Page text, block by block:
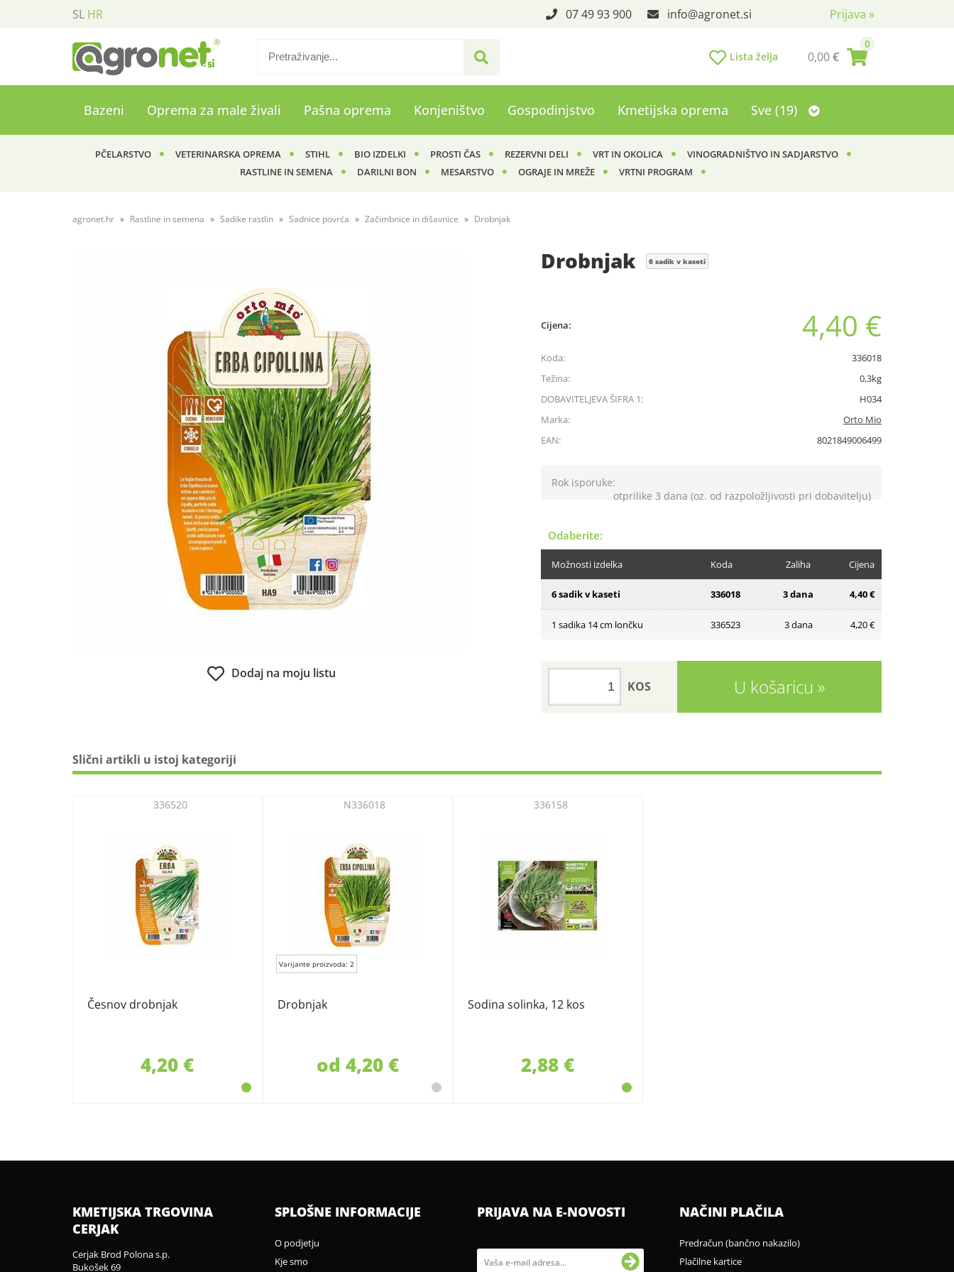
SL HR Prijava »
07 49 93 900 info agronet.si
0
0,00€
Lista želja
Bazeni Oprema za male živali Pašna oprema Konjeništvo Gospodinjstvo Kmetijska oprema Sve (19)
PČELARSTVO VETERINARSKA OPREMA STIHL BIO IZDELKI PROSTI ČAS REZERVNI DELI VRT IN OKOLICA
VINOGRADNIŠTVO IN SADJARSTVO
RASTLINE IN SEMENA
DARILNI BON MESARSTVO OGRAJE IN MREŽE VRTNI PROGRAM
agronet.hr Rastline in semena Sadike rastlin Sadnice povrća Začimbnice in dišavnice Drobnjak
Drobnjak 6 sadik v kaseti
Dodaj na moju listu
Cijena: 4,40 €
Koda:
336018
Težina:
0,3kg
DOBAVITELJEVA ŠIFRA 1:
H034
Marka:
Orto Mio
EAN:
8021849006499
Rok isporuke:
otprilike 3 dana (oz. od razpoložljivosti pri dobavitelju)
Odaberite:
Možnosti izdelka Koda Zaliha Cijena
6 sadik v kaseti 336018 3 dana 4,40 €
1 sadika 14 cm lončku 336523 3 dana 4,20 €
U košaricu
KOS
Slični artikli u istoj kategoriji
Česnov drobnjak
336520
4,20 €
Varijante proizvoda: 2
Drobnjak
N336018
od 4,20 €
Sodina solinka, 12 kos
336158
2,88 €
KMETIJSKA TRGOVINA
CERJAK
Cerjak Brod Polona s.p.
Bukošek 69
SPLOŠNE INFORMACIJE
O podjetju
Kje smo
PRIJAVA NA E-NOVOSTI NAČINI PLAČILA
Predračun (bančno nakazilo)
Plačilne kartice